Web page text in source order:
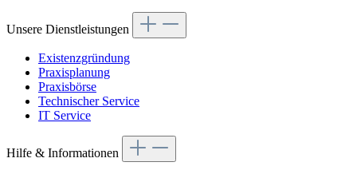
Unsere Dienstleistungen
Existenzgründung
Praxisplanung
Praxisbörse
Technischer Service
IT Service
Hilfe & Informationen